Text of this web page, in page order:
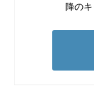
降のキ